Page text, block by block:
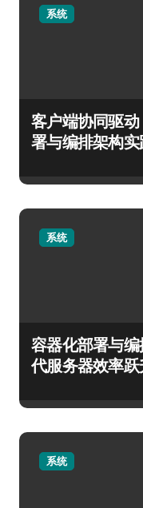
系统
客户端协同驱
署与编排架构
系统
容器化部署与
代服务器效率
系统